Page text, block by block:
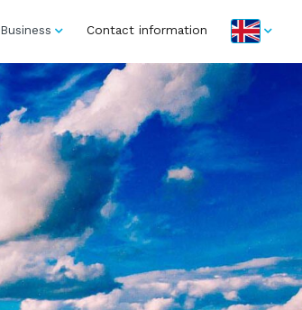
Business Contact information